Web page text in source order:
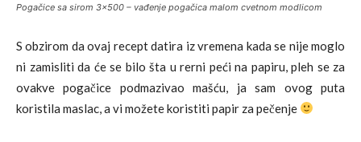
Pogačice sa sirom 3×500 – vađenje pogačica malom cvetnom modlicom
S obzirom da ovaj recept datira iz vremena kada se nije moglo
ni zamisliti da će se bilo šta u rerni peći na papiru, pleh se za
ovakve pogačice podmazivao mašću, ja sam ovog puta
koristila maslac, a vi možete koristiti papir za pečenje